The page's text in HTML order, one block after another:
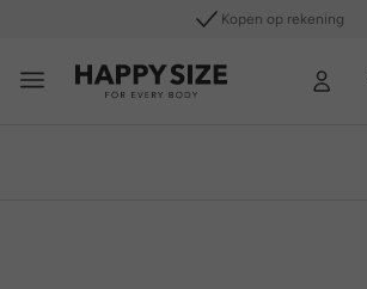
Gratis retourneren